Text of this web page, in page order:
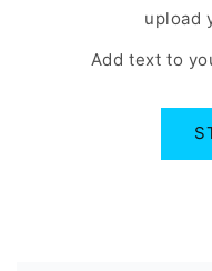
upload
Add text to